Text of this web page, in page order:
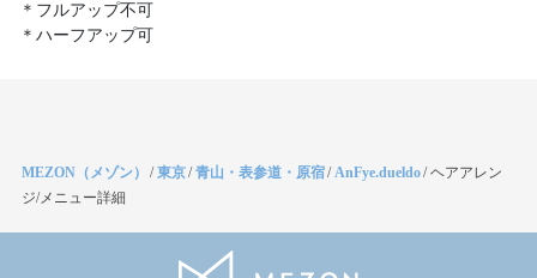
＊フルアップ不可
＊ハーフアップ可
MEZON（メゾン） /東京/青山・表参道・原宿/AnFye.dueldo/ヘアアレン
ジ/メニュー詳細